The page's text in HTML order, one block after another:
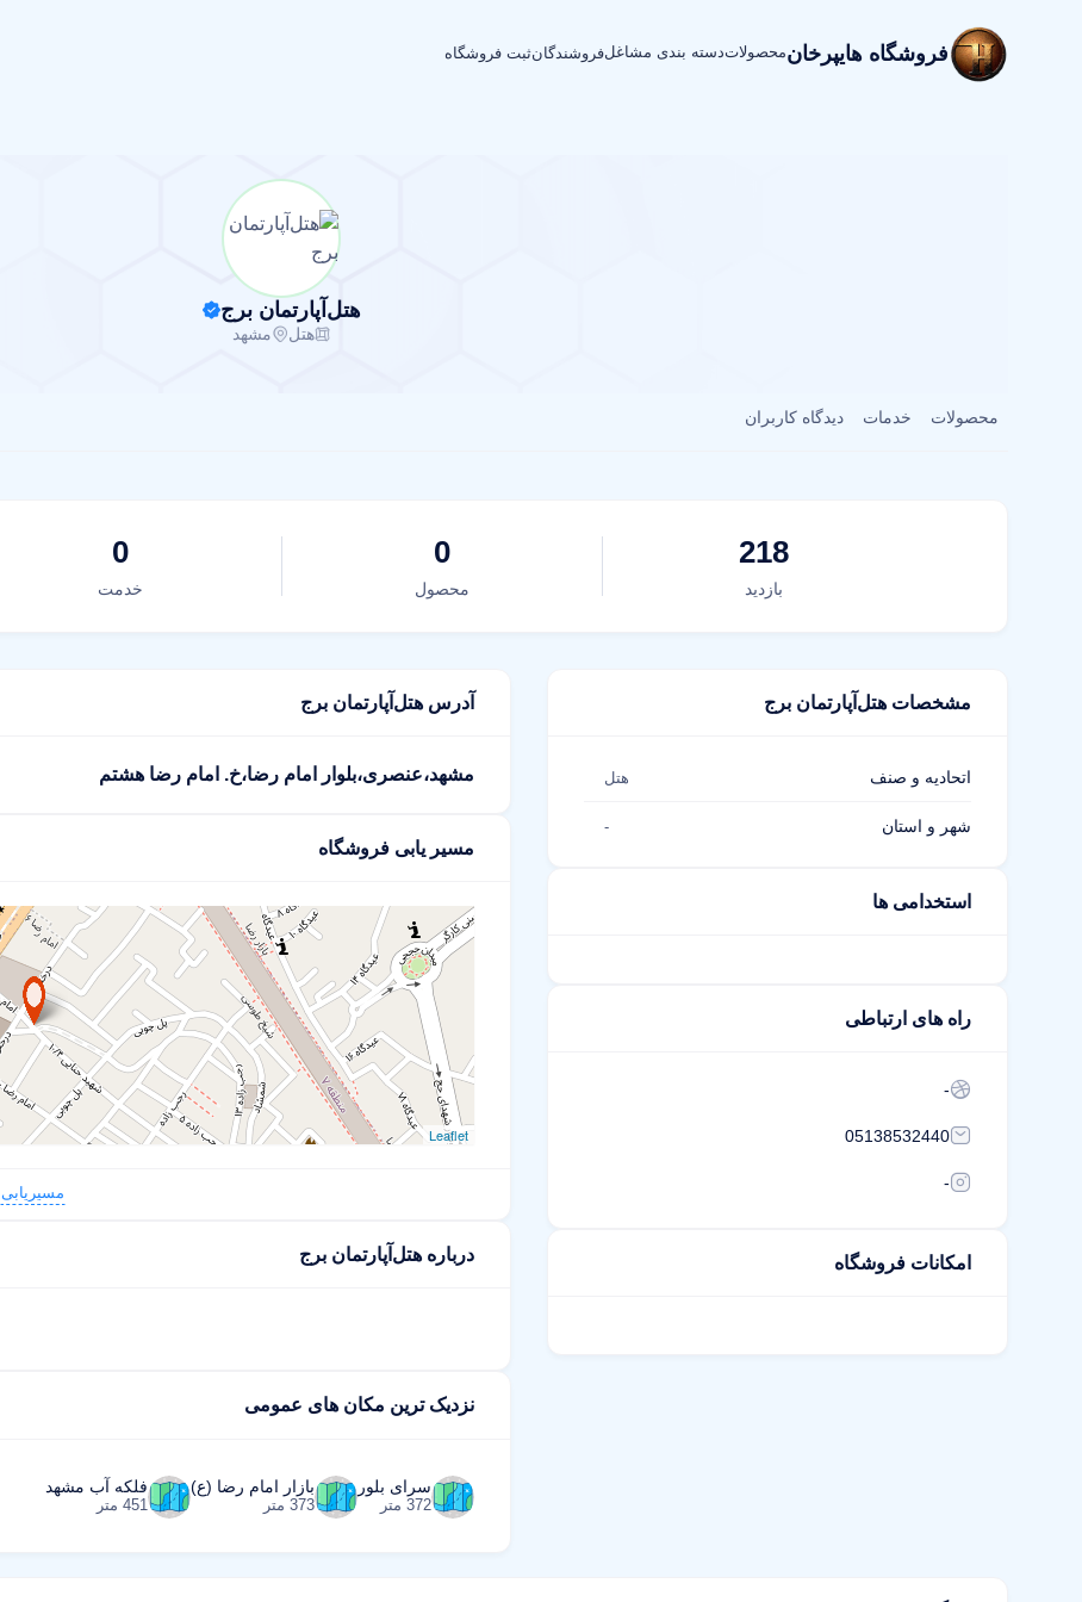
فروشگاه هایپرخانمحصولاتدسته بندی مشاغلفروشندگانثبت فروشگاه
هتل‌آپارتمان برج
هتل مشهد
محصولات خدمات دیدگاه کاربران
218
بازدید
0
محصول
0
خدمت
مشخصات هتل‌آپارتمان برج
اتحادیه و صنف هتل
شهر و استان -
استخدامی ها
راه های ارتباطی
-
05138532440
-
امکانات فروشگاه
آدرس هتل‌آپارتمان برج
مشهد،عنصری،بلوار امام رضا،خ. امام رضا هشتم
مسیر یابی فروشگاه
Leaflet
مسیریابی
درباره هتل‌آپارتمان برج
نزدیک ترین مکان های عمومی
سرای بلور
372 متر
بازار امام رضا (ع)
373 متر
فلکه آب مشهد
451 متر